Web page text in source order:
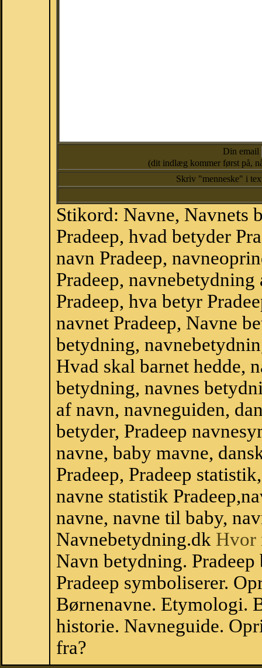
Din email
(dit indlæg kommer først på,
Skriv "menneske" i
Stikord: Navne, Navnets
Pradeep, hvad betyder
navn Pradeep,
Pradeep,
Pradeep, hva betyr
navnet Pradeep, Navne
betydning,
Hvad skal barnet hedde,
betydning, navnes
af navn, navneguiden,
betyder, Pradeep
navne, baby mavne,
Pradeep, Pradeep
navne statistik
navne, navne til baby,
Navnebetydning.dk Hvor
Navn betydning.
Pradeep symboliserer.
Børnenavne. Etymologi.
historie. Navneguide.
fra?